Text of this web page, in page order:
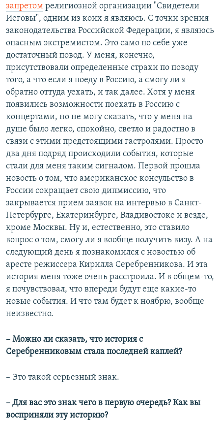
запретом религиозной организации "Свидетели
Иеговы", одним из коих я являюсь. С точки зрения
законодательства Российской Федерации, я являюсь
опасным экстремистом. Это само по себе уже
достаточный повод. У меня, конечно,
присутствовали определенные страхи по поводу
того, а что если я поеду в Россию, а смогу ли я
обратно оттуда уехать, и так далее. Хотя у меня
появились возможности поехать в Россию с
концертами, но не могу сказать, что у меня на
душе было легко, спокойно, светло и радостно в
связи с этими предстоящими гастролями. Просто
два дня подряд происходили события, которые
стали для меня таким сигналом. Первой прошла
новость о том, что американское консульство в
России сокращает свою дипмиссию, что
закрывается прием заявок на интервью в Санкт-
Петербурге, Екатеринбурге, Владивостоке и везде,
кроме Москвы. Ну и, естественно, это ставило
вопрос о том, смогу ли я вообще получить визу. А на
следующий день я познакомился с новостью об
аресте режиссера Кирилла Серебренникова. И эта
история меня тоже очень расстроила. И в общем-то,
я почувствовал, что впереди будут еще какие-то
новые события. И что там будет к ноябрю, вообще
неизвестно.
– ​Можно ли сказать, что история с
Серебренниковым стала последней каплей?
– Это такой серьезный знак.
– ​Для вас это знак чего в первую очередь? Как вы
восприняли эту историю?